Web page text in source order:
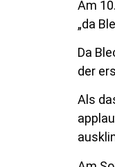
Am
„da
Da
der
Als